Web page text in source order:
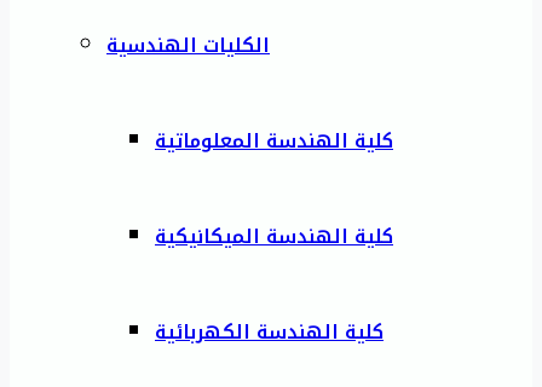
الكليات الهندسية
كلية الهندسة المعلوماتية
كلية الهندسة الميكانيكية
كلية الهندسة الكهربائية